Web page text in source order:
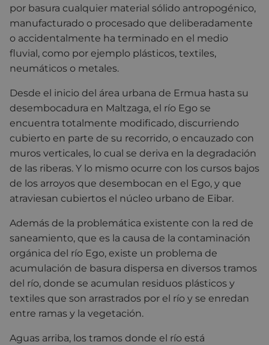
por basura cualquier material sólido antropogénico,
manufacturado o procesado que deliberadamente
o accidentalmente ha terminado en el medio
fluvial, como por ejemplo plásticos, textiles,
neumáticos o metales.
Desde el inicio del área urbana de Ermua hasta su
desembocadura en Maltzaga, el río Ego se
encuentra totalmente modificado, discurriendo
cubierto en parte de su recorrido, o encauzado con
muros verticales, lo cual se deriva en la degradación
de las riberas. Y lo mismo ocurre con los cursos bajos
de los arroyos que desembocan en el Ego, y que
atraviesan cubiertos el núcleo urbano de Eibar.
Además de la problemática existente con la red de
saneamiento, que es la causa de la contaminación
orgánica del río Ego, existe un problema de
acumulación de basura dispersa en diversos tramos
del río, donde se acumulan residuos plásticos y
textiles que son arrastrados por el río y se enredan
entre ramas y la vegetación.
Aguas arriba, los tramos donde el río está